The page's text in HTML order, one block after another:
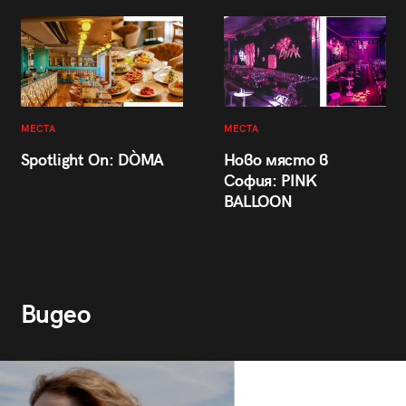
МЕСТА
Spotlight On: DÒMA
МЕСТА
Ново място в
София: PINK
BALLOON
Видео